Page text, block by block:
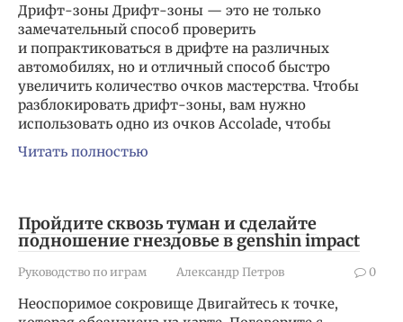
Дрифт-зоны Дрифт-зоны — это не только
замечательный способ проверить
и попрактиковаться в дрифте на различных
автомобилях, но и отличный способ быстро
увеличить количество очков мастерства. Чтобы
разблокировать дрифт-зоны, вам нужно
использовать одно из очков Accolade, чтобы
Читать полностью
Пройдите сквозь туман и сделайте
подношение гнездовье в genshin impact
Руководство по играм Александр Петров 0
Неоспоримое сокровище Двигайтесь к точке,